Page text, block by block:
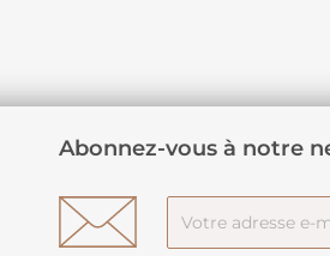
Abonnez-vous à notre